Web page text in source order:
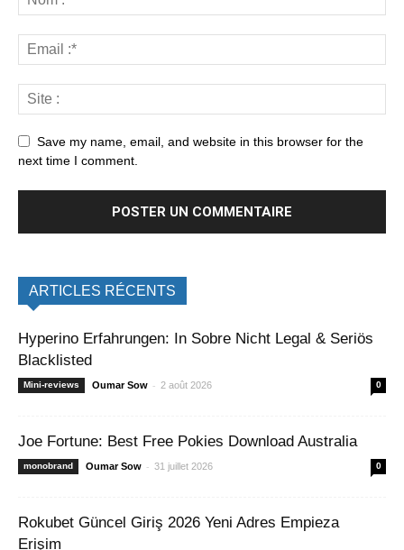
Save my name, email, and website in this browser for the
next time I comment.
ARTICLES RÉCENTS
Hyperino Erfahrungen: In Sobre Nicht Legal & Seriös
Blacklisted
Mini-reviews Oumar Sow - 2 août 2026 0
Joe Fortune: Best Free Pokies Download Australia
monobrand Oumar Sow - 31 juillet 2026 0
Rokubet Güncel Giriş 2026 Yeni Adres Empieza
Erişim